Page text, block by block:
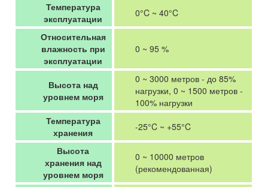
Температура
эксплуатации
0°C ~ 40°C
Относительная
влажность при
эксплуатации
0 ~ 95 %
Высота над
уровнем моря
0 ~ 3000 метров - до 85%
нагрузки, 0 ~ 1500 метров -
100% нагрузки
Температура
хранения
-25°C ~ +55°C
Высота
хранения над
уровнем моря
0 ~ 10000 метров
(рекомендованная)